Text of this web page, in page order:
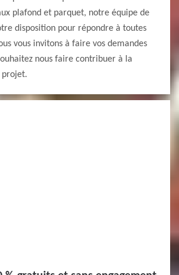
plafond et parquet, notre équipe de
disposition pour répondre à toutes
vous invitons à faire vos demandes
nous faire contribuer à la
projet.